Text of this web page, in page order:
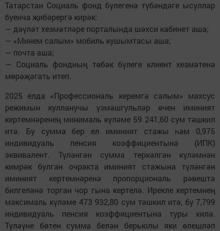
Татарстан Социаль фонд бүлегенә түбәндәге ысуллар
буенча җибәрергә кирәк:
— дәүләт хезмәтләре порталында шәхси кабинет аша;
— «Минем салым» мобиль кушымтасы аша;
— почта аша;
— Социаль фондның төбәк бүлеге клиент хезмәтенә
мөрәҗәгать итеп.
2025 елда «Профессиональ керемгә салым» махсус
режимын кулланучы үзмәшгульләр өчен иминият
кертемнәренең минималь күләме 59 241,60 сум тәшкил
итә. Бу сумма бер ел иминият стажы һәм 0,975
индивидуаль пенсия коэффициентына (ИПК)
эквивалент. Түләнгән сумма теркәлгән күләмнән
кимрәк булган очракта иминият стажына түләнгән
иминият кертемнәренә пропорциональ рәвештә
билгеләнә торган чор гына кертелә. Ирекле кертемнең
максималь күләме 473 932,80 сум тәшкил итә, бу 7,799
индивидуаль пенсия коэффициентына туры килә.
Түләүне бөтен сумма белән берьюлы яки өлешләп